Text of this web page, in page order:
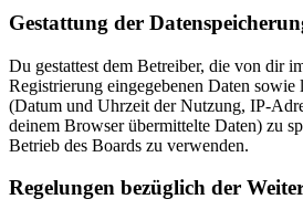
Gestattung der
Du gestattest dem Betreiber, die von dir
Registrierung eingegebenen Daten
(Datum und Uhrzeit der Nutzung, IP-
deinem Browser übermittelte Daten) zu
Betrieb des Boards zu verwenden.
Regelungen bezüglich der